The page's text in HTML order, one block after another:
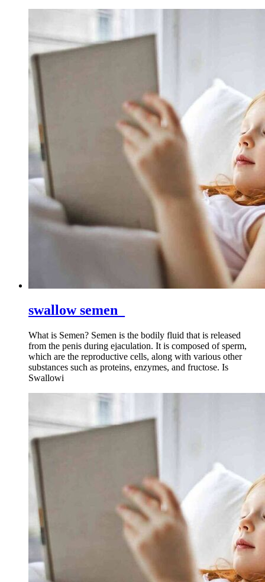
swallow semen_
What is Semen? Semen is the bodily fluid that is released
from the penis during ejaculation. It is composed of sperm,
which are the reproductive cells, along with various other
substances such as proteins, enzymes, and fructose. Is
Swallowi